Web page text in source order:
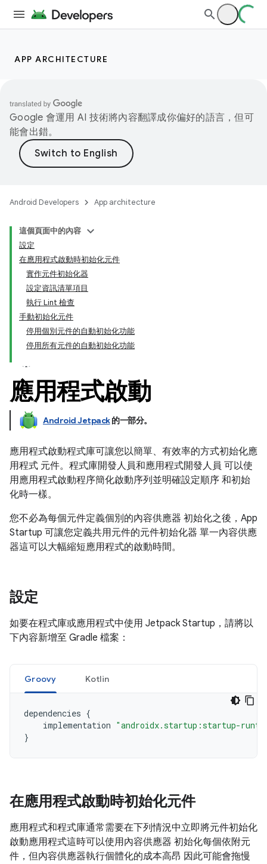
APP ARCHITECTURE
Google 會運用 AI 技術將內容翻譯成你偏好的語言，但可
能會出錯。
Android Developers App architecture
這個頁面中的內容
設定
在應用程式啟動時初始化元件
實作元件初始化器
設定資訊清單項目
執行 Lint 檢查
手動初始化元件
停用個別元件的自動初始化功能
停用所有元件的自動初始化功能
應用程式啟動
Android Jetpack的一部分。
應用程式啟動程式庫可讓您以簡單、有效率的方式初始化應
用程式 元件。程式庫開發人員和應用程式開發人員 可以使
用應用程式啟動程序簡化啟動序列並明確設定順序 和初始
化時一樣。
您不必為每個元件定義個別的內容供應器 初始化之後，App
Startup 可讓您定義共用元件的元件初始化器 單一內容供應
器這可以大幅縮短應用程式的啟動時間。
設定
如要在程式庫或應用程式中使用 Jetpack Startup，請將以
下內容新增至 Gradle 檔案：
Groovy Kotlin
dependencies {
implementation "androidx.startup:startup-
}
在應用程式啟動時初始化元件
應用程式和程式庫通常需要在下列情況中立即將元件初始化
啟動應用程式這時可以使用內容供應器 初始化每個依附元
件，但內容供應器執行個體化的成本高昂 因此可能會拖慢